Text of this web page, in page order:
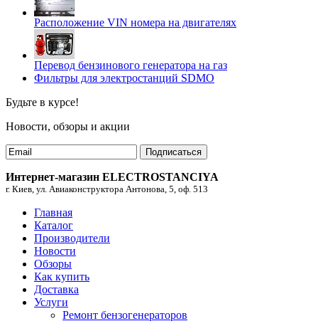
Расположение VIN номера на двигателях
Перевод бензинового генератора на газ
Фильтры для электростанций SDMO
Будьте в курсе!
Новости, обзоры и акции
Подписаться
Интернет-магазин ELECTROSTANCIYA
г. Киев, ул. Авиаконструктора Антонова, 5, оф. 513
Главная
Каталог
Производители
Новости
Обзоры
Как купить
Доставка
Услуги
Ремонт бензогенераторов